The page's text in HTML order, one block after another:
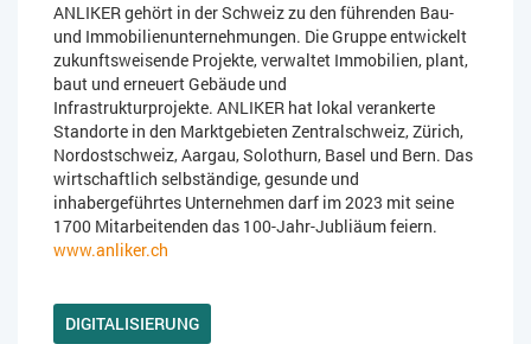
ANLIKER gehört in der Schweiz zu den führenden Bau-
und Immobilienunternehmungen. Die Gruppe entwickelt
zukunftsweisende Projekte, verwaltet Immobilien, plant,
baut und erneuert Gebäude und
Infrastrukturprojekte. ANLIKER hat lokal verankerte
Standorte in den Marktgebieten Zentralschweiz, Zürich,
Nordostschweiz, Aargau, Solothurn, Basel und Bern. Das
wirtschaftlich selbständige, gesunde und
inhabergeführtes Unternehmen darf im 2023 mit seine
1700 Mitarbeitenden das 100-Jahr-Jubliäum feiern.
www.anliker.ch
DIGITALISIERUNG